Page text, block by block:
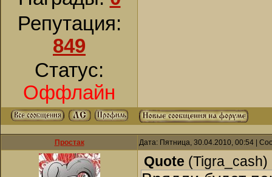
Репутация:
849
Статус:
Оффлайн
Простак Дата: Пятница, 30.04.2010, 00:54 |
Quote (Tigra_cash)